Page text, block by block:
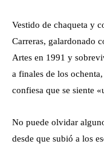
Vestido de chaqueta y
Carreras, galardonado
Artes en 1991 y
a finales de los
confiesa que se siente
No puede olvidar
desde que subió a los